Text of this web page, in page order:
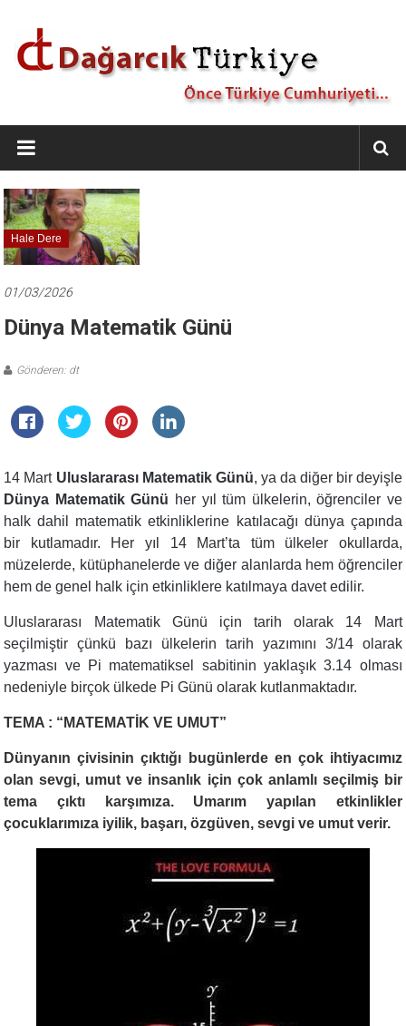
Dağarcık
Türkiye
Önce
Türkiye
Cumhuriyeti…
Hale Dere
01/03/2026
Dünya Matematik Günü
Gönderen: dt
14 Mart Uluslararası Matematik Günü, ya da diğer bir deyişle
Dünya Matematik Günü her yıl tüm ülkelerin, öğrenciler ve
halk dahil matematik etkinliklerine katılacağı dünya çapında
bir kutlamadır. Her yıl 14 Mart’ta tüm ülkeler okullarda,
müzelerde, kütüphanelerde ve diğer alanlarda hem öğrenciler
hem de genel halk için etkinliklere katılmaya davet edilir.
Uluslararası Matematik Günü için tarih olarak 14 Mart
seçilmiştir çünkü bazı ülkelerin tarih yazımını 3/14 olarak
yazması ve Pi matematiksel sabitinin yaklaşık 3.14 olması
nedeniyle birçok ülkede Pi Günü olarak kutlanmaktadır.
TEMA : “MATEMATİK VE UMUT”
Dünyanın çivisinin çıktığı bugünlerde en çok ihtiyacımız
olan sevgi, umut ve insanlık için çok anlamlı seçilmiş bir
tema çıktı karşımıza. Umarım yapılan etkinlikler
çocuklarımıza iyilik, başarı, özgüven, sevgi ve umut verir.